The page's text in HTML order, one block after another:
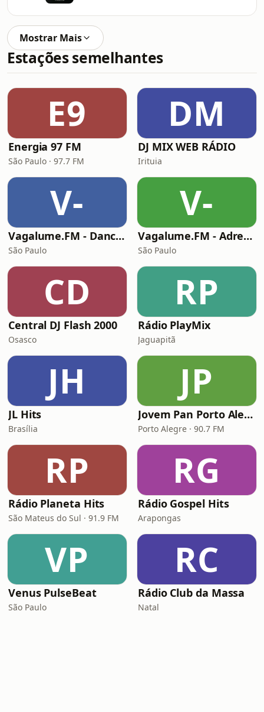
Mostrar Mais
Estações semelhantes
E9
Energia 97 FM
São Paulo · 97.7 FM
DM
DJ MIX WEB RÁDIO
Irituia
V-
Vagalume.FM - Dance Music
São Paulo
V-
Vagalume.FM - Adrenalina
São Paulo
CD
Central DJ Flash 2000
Osasco
RP
Rádio PlayMix
Jaguapitã
JH
JL Hits
Brasília
JP
Jovem Pan Porto Alegre
Porto Alegre · 90.7 FM
RP
Rádio Planeta Hits
São Mateus do Sul · 91.9 FM
RG
Rádio Gospel Hits
Arapongas
VP
Venus PulseBeat
São Paulo
RC
Rádio Club da Massa
Natal